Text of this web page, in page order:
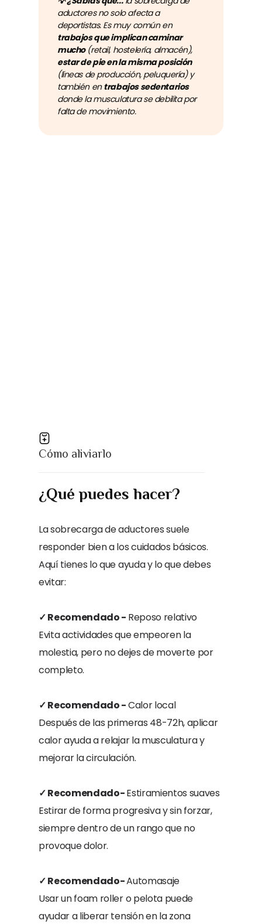
aductores no solo afecta a
deportistas. Es muy común en
trabajos que implican caminar
mucho(retail, hostelería, almacén),
estar de pie en la misma posición
(líneas de producción, peluquería) y
también entrabajos sedentarios
donde la musculatura se debilita por
falta de movimiento.
Cómo aliviarlo
¿Qué puedes hacer?
La sobrecarga de aductores suele
responder bien a los cuidados básicos.
Aquí tienes lo que ayuda y lo que debes
evitar:
✓ Recomendado - Reposo relativo
Evita actividades que empeoren la
molestia, pero no dejes de moverte por
completo.
✓ Recomendado -Calor local
Después de las primeras 48-72h, aplicar
calor ayuda a relajar la musculatura y
mejorar la circulación.
✓ Recomendado-Estiramientos suaves
Estirar de forma progresiva y sin forzar,
siempre dentro de un rango que no
provoque dolor.
✓ Recomendado-Automasaje
Usar un foam roller o pelota puede
ayudar a liberar tensión en la zona